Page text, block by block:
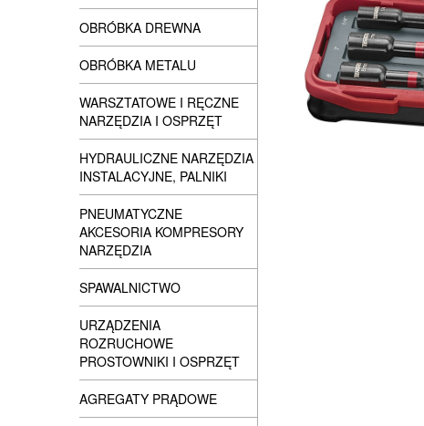
OBRÓBKA DREWNA
OBRÓBKA METALU
WARSZTATOWE I RĘCZNE
NARZĘDZIA I OSPRZĘT
HYDRAULICZNE NARZĘDZIA
INSTALACYJNE, PALNIKI
PNEUMATYCZNE
AKCESORIA KOMPRESORY
NARZĘDZIA
SPAWALNICTWO
URZĄDZENIA
ROZRUCHOWE
PROSTOWNIKI I OSPRZĘT
AGREGATY PRĄDOWE